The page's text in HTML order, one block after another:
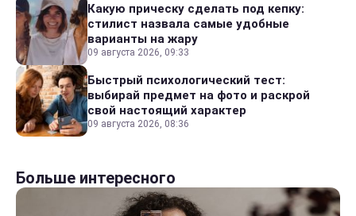
Какую прическу сделать под кепку:
стилист назвала самые удобные
варианты на жару
09 августа 2026, 09:33
Быстрый психологический тест:
выбирай предмет на фото и раскрой
свой настоящий характер
09 августа 2026, 08:36
Больше интересного